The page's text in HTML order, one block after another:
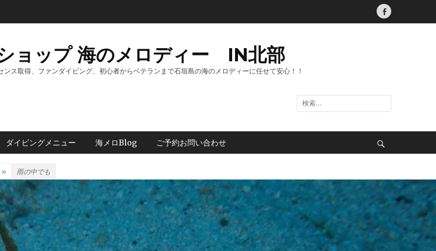
Facebook
ョップ 海のメロディー IN北部
ス取得、ファンダイビング、初心者からベテランまで石垣島の海のメロディーに任せて安心！！
検
索:
ダイビングメニュー 海メロBlog ご予約お問い合わせ
» 雨の中でも